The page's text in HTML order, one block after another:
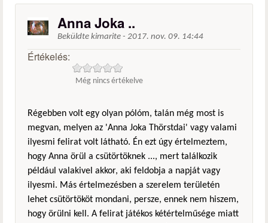
Anna Joka ..
Beküldte kimarite - 2017. nov. 09. 14:44
Értékelés:
Még nincs értékelve
Régebben volt egy olyan pólóm, talán még most is
megvan, melyen az 'Anna Joka Thörstdai' vagy valami
ilyesmi felirat volt látható. Én ezt úgy értelmeztem,
hogy Anna örül a csütörtöknek ..., mert találkozik
például valakivel akkor, aki feldobja a napját vagy
ilyesmi. Más értelmezésben a szerelem területén
lehet csütörtököt mondani, persze, ennek nem hiszem,
hogy örülni kell. A felirat játékos kétértelműsége miatt